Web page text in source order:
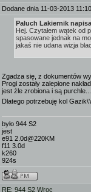
Dodane dnia 11-03-2013 11:10
Paluch Lakiernik
Hej. Czytałem wątek od
spasowane jednak na
jakaś nie udana wizja
Zgadza się, z dokumentów
Progi zostały zalepione
jest źle zrobiona i są purchle...
Dlatego potrzebuję kol
było 944 S2
jest
e91 2.0d@220KM
f11 3.0d
k260
924s
RE: 944 S2 Wroc